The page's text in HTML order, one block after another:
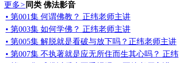
更多> 同类 佛法影音
• 第001集 何谓佛教？ 正纬老师主讲
• 第003集 如何学佛？ 正纬老师主讲
• 第005集 解脱就是看破与放下吗？正纬老师主讲
• 第007集 不执著就是应无所住而生其心吗？ 正纬